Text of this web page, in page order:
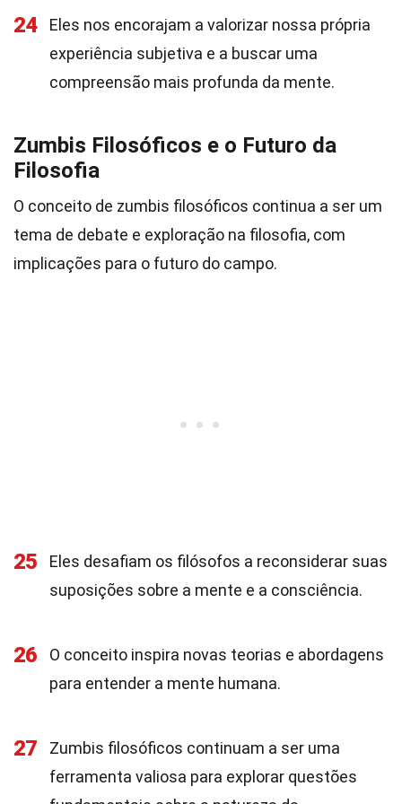
24
Eles nos encorajam a valorizar nossa própria
experiência subjetiva e a buscar uma
compreensão mais profunda da mente.
Zumbis Filosóficos e o Futuro da
Filosofia
O conceito de zumbis filosóficos continua a ser um
tema de debate e exploração na filosofia, com
implicações para o futuro do campo.
25
Eles desafiam os filósofos a reconsiderar suas
suposições sobre a mente e a consciência.
26
O conceito inspira novas teorias e abordagens
para entender a mente humana.
27
Zumbis filosóficos continuam a ser uma
ferramenta valiosa para explorar questões